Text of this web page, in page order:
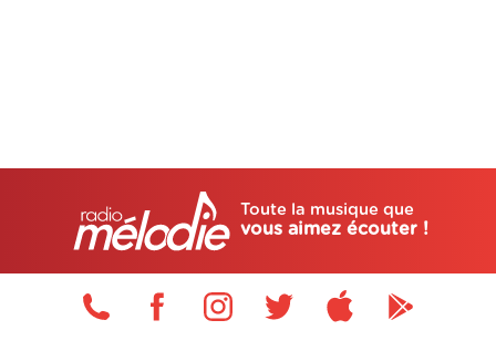
Toute la musique que
vous aimez écouter !